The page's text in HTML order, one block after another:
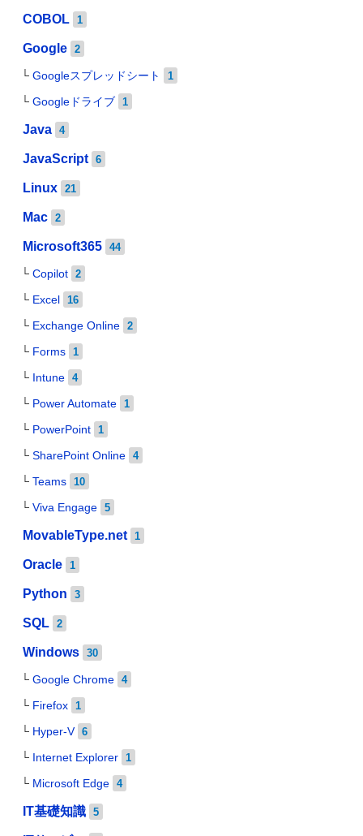
COBOL 1
Google 2
Googleスプレッドシート 1
Googleドライブ 1
Java 4
JavaScript 6
Linux 21
Mac 2
Microsoft365 44
Copilot 2
Excel 16
Exchange Online 2
Forms 1
Intune 4
Power Automate 1
PowerPoint 1
SharePoint Online 4
Teams 10
Viva Engage 5
MovableType.net 1
Oracle 1
Python 3
SQL 2
Windows 30
Google Chrome 4
Firefox 1
Hyper-V 6
Internet Explorer 1
Microsoft Edge 4
IT基礎知識 5